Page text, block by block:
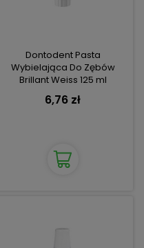
Dontodent Pasta
Wybielająca Do Zębów
Brillant Weiss 125 ml
6,76 zł